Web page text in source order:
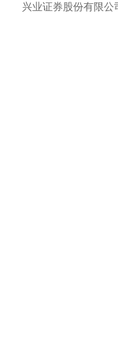
兴业证券股份有限